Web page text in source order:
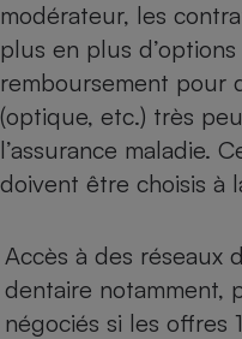
modérateur, les
plus en plus
remboursement pour
(optique, etc.) très
l’assurance maladie.
doivent être choisis à
Accès à des réseaux
dentaire notamment,
négociés si les offres